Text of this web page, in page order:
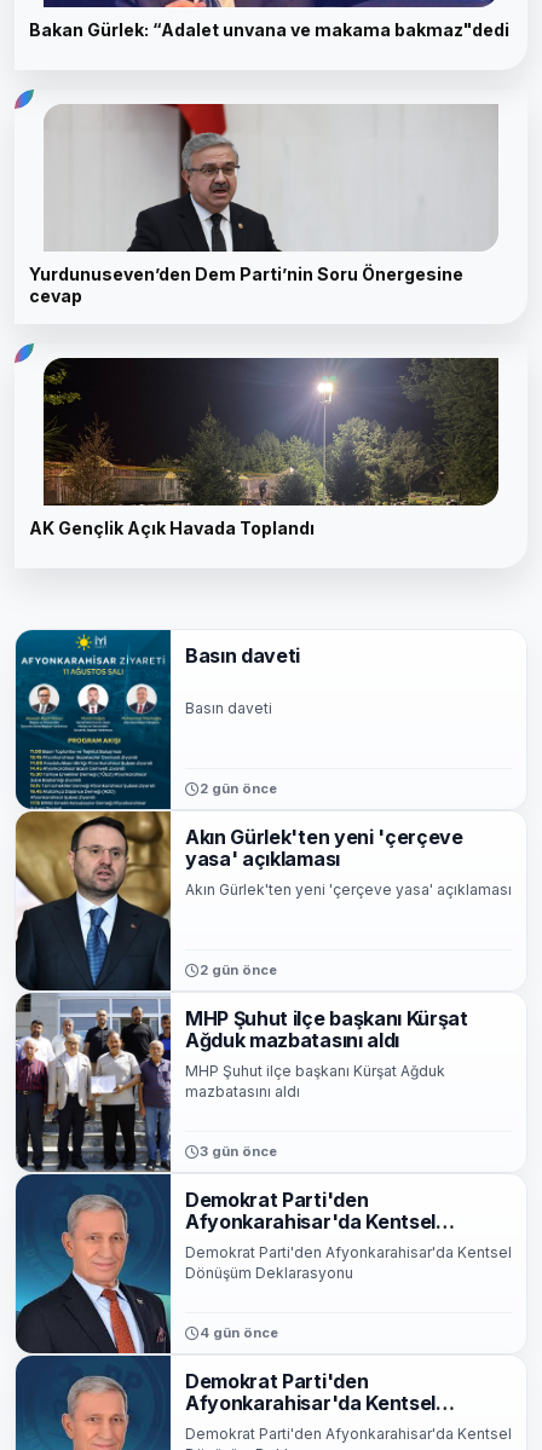
Bakan Gürlek: “Adalet unvana ve makama bakmaz"dedi
Yurdunuseven’den Dem Parti’nin Soru Önergesine
cevap
AK Gençlik Açık Havada Toplandı
Basın daveti
Basın daveti
2 gün önce
Akın Gürlek'ten yeni 'çerçeve
yasa' açıklaması
Akın Gürlek'ten yeni 'çerçeve yasa' açıklaması
2 gün önce
MHP Şuhut ilçe başkanı Kürşat
Ağduk mazbatasını aldı
MHP Şuhut ilçe başkanı Kürşat Ağduk
mazbatasını aldı
3 gün önce
Demokrat Parti'den
Afyonkarahisar'da Kentsel
Dönüşüm Deklarasyonu
Demokrat Parti'den Afyonkarahisar'da Kentsel
Dönüşüm Deklarasyonu
4 gün önce
Demokrat Parti'den
Afyonkarahisar'da Kentsel
Dönüşüm Deklarasyonu
Demokrat Parti'den Afyonkarahisar'da Kentsel